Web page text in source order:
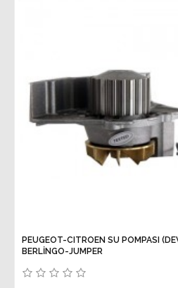
PEUGEOT-CITROEN SU POMPASI
BERLİNGO-JUMPER